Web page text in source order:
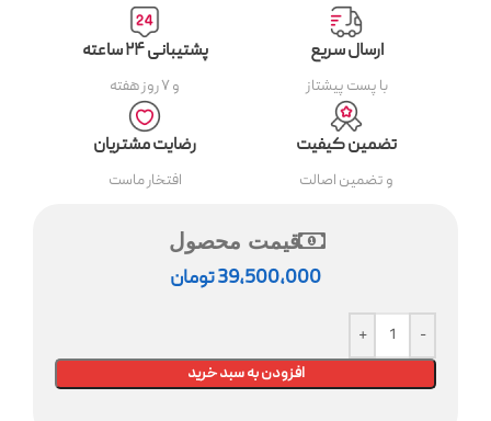
ارسال سریع
با پست پیشتاز
پشتیبانی ۲۴ ساعته
و ۷ روز هفته
تضمین کیفیت
و تضمین اصالت
رضایت مشتریان
افتخار ماست
قیمت محصول
39,500,000تومان
افزودن به سبد خرید